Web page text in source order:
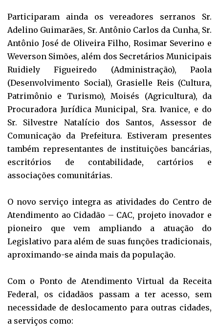
Participaram ainda os vereadores serranos Sr.
Adelino Guimarães, Sr. Antônio Carlos da Cunha, Sr.
Antônio José de Oliveira Filho, Rosimar Severino e
Weverson Simões, além dos Secretários Municipais
Ruidiely Figueiredo (Administração), Paola
(Desenvolvimento Social), Grasielle Reis (Cultura,
Patrimônio e Turismo), Moisés (Agricultura), da
Procuradora Jurídica Municipal, Sra. Ivanice, e do
Sr. Silvestre Natalício dos Santos, Assessor de
Comunicação da Prefeitura. Estiveram presentes
também representantes de instituições bancárias,
escritórios de contabilidade, cartórios e
associações comunitárias.
O novo serviço integra as atividades do Centro de
Atendimento ao Cidadão – CAC, projeto inovador e
pioneiro que vem ampliando a atuação do
Legislativo para além de suas funções tradicionais,
aproximando-se ainda mais da população.
Com o Ponto de Atendimento Virtual da Receita
Federal, os cidadãos passam a ter acesso, sem
necessidade de deslocamento para outras cidades,
a serviços como: